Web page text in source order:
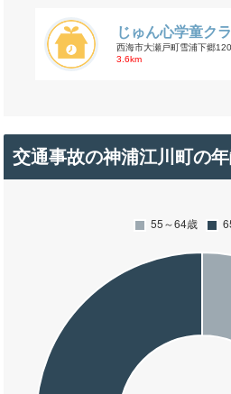
じゅん心学童ク
西海市大瀬戸町雪浦下郷
3.6km
交通事故の神浦江川町の